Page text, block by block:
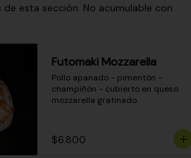
esta sección. No acumulable con
Futomaki Mozzarella
Pollo apanado - pimentón -
champiñón - cubierto en queso
mozzarella gratinado
$6.800